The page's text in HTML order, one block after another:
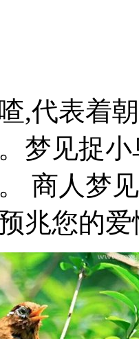
,代表着
梦见捉
商人梦
兆您的